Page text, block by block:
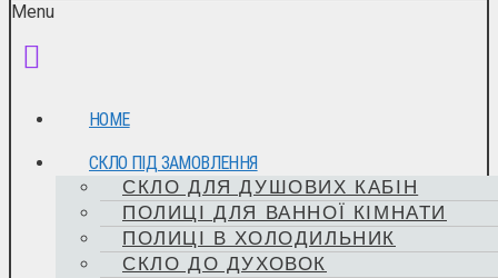
Menu
HOME
СКЛО ПІД ЗАМОВЛЕННЯ
СКЛО ДЛЯ ДУШОВИХ КАБІН
ПОЛИЦІ ДЛЯ ВАННОЇ КІМНАТИ
ПОЛИЦІ В ХОЛОДИЛЬНИК
СКЛО ДО ДУХОВОК